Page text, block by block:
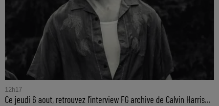
12h17
Ce jeudi 6 aout, retrouvez l'interview FG archive de Calvin Harris...